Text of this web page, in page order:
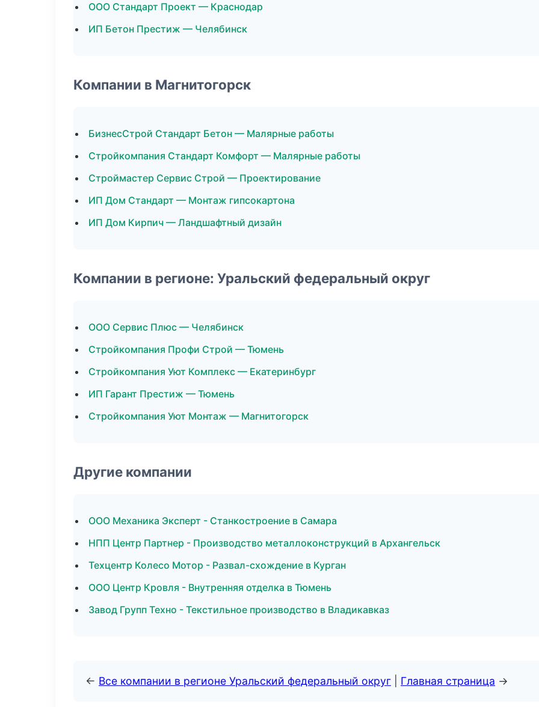
ООО Стандарт Проект — Краснодар
ИП Бетон Престиж — Челябинск
Компании в Магнитогорск
БизнесСтрой Стандарт Бетон — Малярные работы
Стройкомпания Стандарт Комфорт — Малярные работы
Строймастер Сервис Строй — Проектирование
ИП Дом Стандарт — Монтаж гипсокартона
ИП Дом Кирпич — Ландшафтный дизайн
Компании в регионе: Уральский федеральный округ
ООО Сервис Плюс — Челябинск
Стройкомпания Профи Строй — Тюмень
Стройкомпания Уют Комплекс — Екатеринбург
ИП Гарант Престиж — Тюмень
Стройкомпания Уют Монтаж — Магнитогорск
Другие компании
ООО Механика Эксперт - Станкостроение в Самара
НПП Центр Партнер - Производство металлоконструкций в Архангельск
Техцентр Колесо Мотор - Развал-схождение в Курган
ООО Центр Кровля - Внутренняя отделка в Тюмень
Завод Групп Техно - Текстильное производство в Владикавказ
← Все компании в регионе Уральский федеральный округ Главная страница →